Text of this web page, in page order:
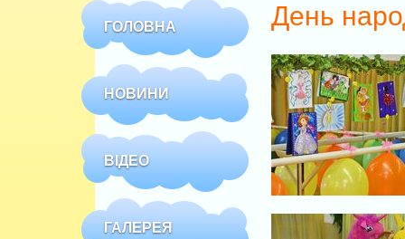
ГОЛОВНА
НОВИНИ
ВІДЕО
ГАЛЕРЕЯ
День